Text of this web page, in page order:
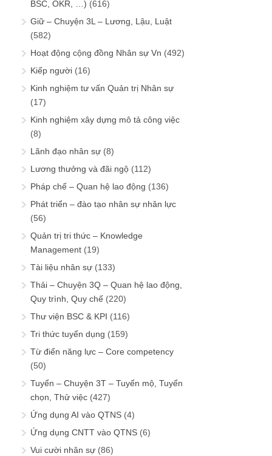
BSC, OKR, …) (616)
Giữ – Chuyện 3L – Lương, Lậu, Luật
(582)
Hoạt động cộng đồng Nhân sự Vn (492)
Kiếp người (16)
Kinh nghiệm tư vấn Quản trị Nhân sự
(17)
Kinh nghiệm xây dựng mô tả công việc
(8)
Lãnh đạo nhân sự (8)
Lương thưởng và đãi ngộ (112)
Pháp chế – Quan hệ lao động (136)
Phát triển – đào tạo nhân sự nhân lực
(56)
Quản trị tri thức – Knowledge
Management (19)
Tài liệu nhân sự (133)
Thải – Chuyện 3Q – Quan hệ lao động,
Quy trình, Quy chế (220)
Thư viện BSC & KPI (116)
Tri thức tuyển dụng (159)
Từ điển năng lực – Core competency
(50)
Tuyển – Chuyện 3T – Tuyển mộ, Tuyển
chọn, Thử việc (427)
Ứng dụng AI vào QTNS (4)
Ứng dụng CNTT vào QTNS (6)
Vui cười nhân sự (86)